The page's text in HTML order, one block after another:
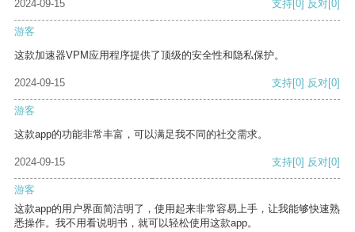
2024-09-15
支持[0] 反对[0]
游客
这款加速器VPM应用程序提供了顶级的安全性和隐私保护。
2024-09-15 支持[0] 反对[0]
游客
这款app的功能非常丰富，可以满足我不同的社交需求。
2024-09-15 支持[0] 反对[0]
游客
这款app的用户界面简洁明了，使用起来非常容易上手，让我能够快速熟
悉操作。我不用看说明书，就可以轻松使用这款app。